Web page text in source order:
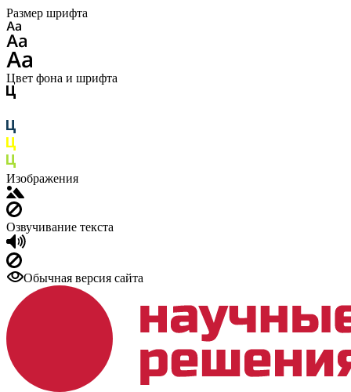
Размер шрифта
Цвет фона и шрифта
Изображения
Озвучивание текста
Обычная версия сайта